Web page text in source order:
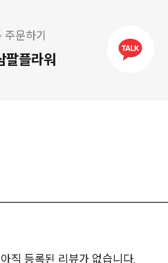
주문하기
팔플라워
아직 등록된 리뷰가 없습니다.